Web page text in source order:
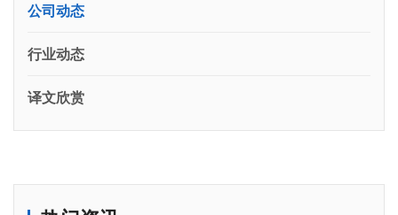
公司动态
行业动态
译文欣赏